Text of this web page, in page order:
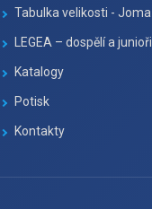
Tabulka velikosti - Joma
LEGEA – dospělí a junioři
Katalogy
Potisk
Kontakty